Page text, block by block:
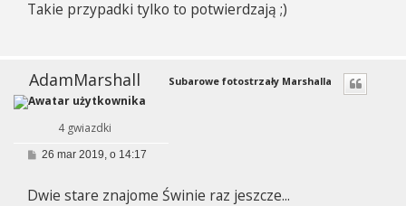
t
Takie przypadki tylko to potwierdzają ;)
AdamMarshall
4 gwiazdki
Subarowe fotostrzały Marshalla
P
t
26 mar 2019, o 14:17
Dwie stare znajome Świnie raz jeszcze...